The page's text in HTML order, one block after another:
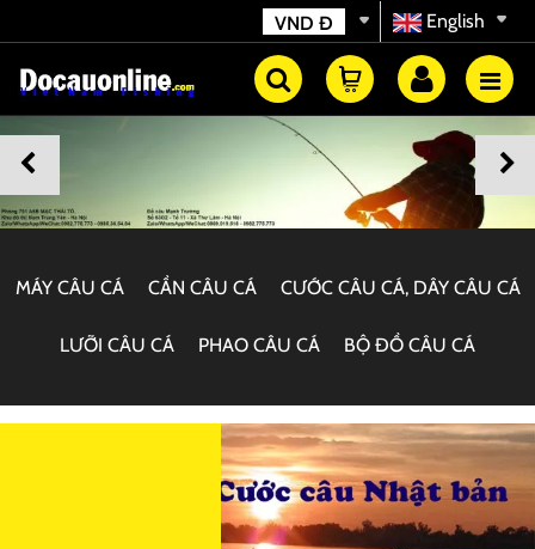
English
VND Đ
MÁY CÂU CÁ CẦN CÂU CÁ CƯỚC CÂU CÁ, DÂY CÂU CÁ
LƯỠI CÂU CÁ PHAO CÂU CÁ BỘ ĐỒ CÂU CÁ